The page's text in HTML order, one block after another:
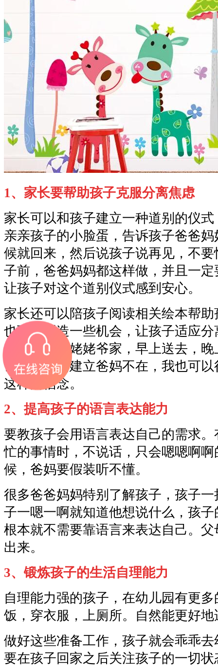
1、家长要帮助孩子克服分离焦虑
家长可以和孩子建立一种道别的仪
亲亲孩子的小脸蛋，告诉孩子爸爸
候就回来，然后说孩子说再见，不
子前，爸爸妈妈都这样做，并且一
让孩子对这个道别仪式感到安心。
家长还可以陪孩子阅读相关绘本帮
也可以创造一些机会，让孩子适应
爷爷奶奶姥姥姥爷家，早上送去，
让孩子逐渐建立爸妈不在，我也可
这样的信念。
2、提高孩子的语言表达能力
要教孩子会用语言表达自己的需求
忙的事情时，不说话，只会嗯嗯啊
候，爸妈要假装听不懂。
很多爸爸妈妈特别了解孩子，孩子
子一嗯一啊就知道他想说什么，孩
根本就不需要靠语言来表达自己。
出来。
3、锻炼孩子的生活自理能力
自理能力强的孩子，在幼儿园有更
饭，穿衣服，上厕所。自然能更好
做好这些准备工作，孩子就会乖乖
要在孩子回家之后关注孩子的一切